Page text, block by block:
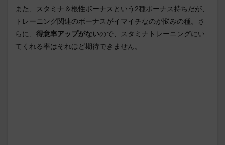
また、スタミナ＆根性ボーナスという2種ボーナス持ちだが、
トレーニング関連のボーナスがイマイチなのが悩みの種。さ
らに、 得意率アップがないので、スタミナトレーニングにい
てくれる率はそれほど期待できません。